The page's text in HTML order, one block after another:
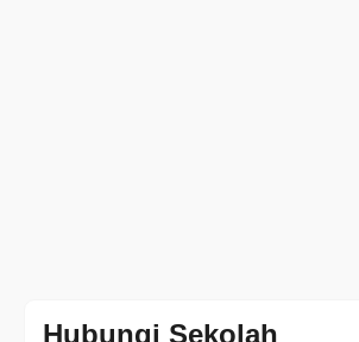
Hubungi Sekolah